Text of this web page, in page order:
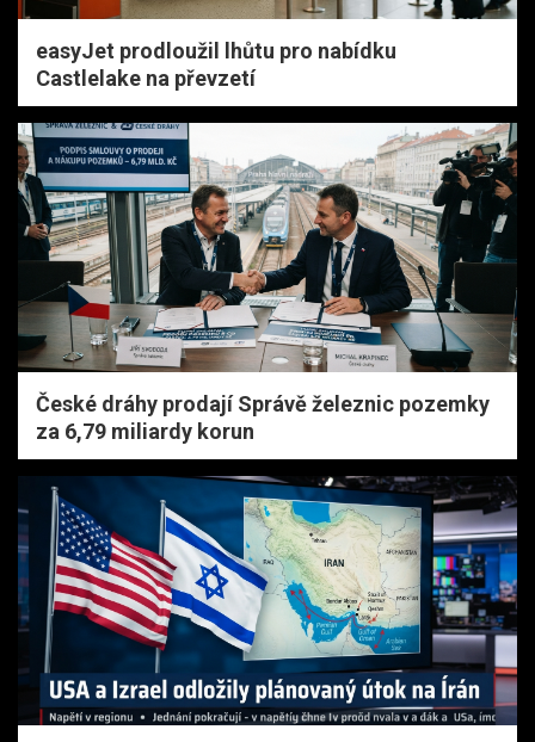
easyJet prodloužil lhůtu pro nabídku
Castlelake na převzetí
České dráhy prodají Správě železnic pozemky
za 6,79 miliardy korun